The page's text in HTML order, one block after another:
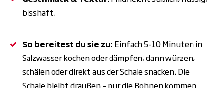
bisshaft.
So bereitest du sie zu: Einfach 5-10 Minuten in
Salzwasser kochen oder dämpfen, dann würzen,
schälen oder direkt aus der Schale snacken. Die
Schale bleibt draußen – nur die Bohnen kommen